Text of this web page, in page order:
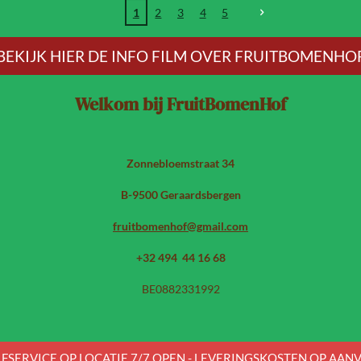
1 2 3 4 5
HIER DE INFO FILM OVER
Welkom bij FruitBomenHof
Zonnebloemstraat 34
B-9500 Geraardsbergen
fruitbomenhof@gmail.com
+32 494 44 16 68
BE0882331992
OP LOCATIE 7/7 OPEN - LEVERINGSKOSTEN OP